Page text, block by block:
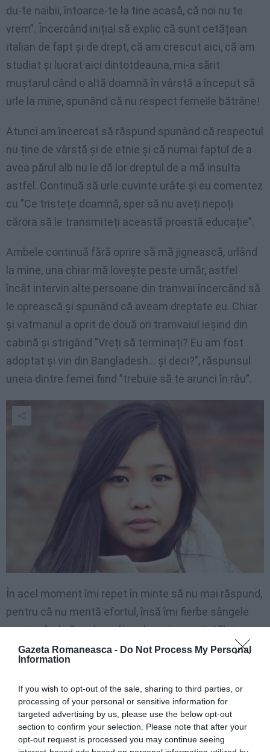
Gazeta Romaneasca - Do Not Process My Personal
Information
If you wish to opt-out of the sale, sharing to third parties, or
processing of your personal or sensitive information for
targeted advertising by us, please use the below opt-out
section to confirm your selection. Please note that after your
opt-out request is processed you may continue seeing
du-te naibii, întoarce-te la tine acasă, că noi nu te
vrem”. Încercând inițial să explic că sunt cetățean
italian de fapt și de drept, că am crescut aici, că am
studiat și lucrat aici dintotdeauna, mi-a sărit
muștarul când o altă doamnă în vârstă a început să
urle la mine, spunând că nu respect femeile bătrâne!
Atunci am încercat să răspund spunând că respectul
nu ține de vârstă și de etnie și că numai faptul de a
avea părul alb nu le dă lor dreptul de a mă insulta
astfel. Continuă să urle cuvinte urâte și eu comentez
cu ”Ce tristețe doamnă, sper să nu aveți nepoți
cărora să le transmiteți această proastă educație”.
Ambele continuă fără oprire să mă jignească, urlând
la mine, una chiar mă lovește peste umăr, astfel
încât intervin alte persoane din tramvai încercând să
le oprească și spunând că aveam dreptate eu. Chiar
și vatmanul a oprit de două ori tramvaiul ieșind din
cabină și strigând ”Vreți să terminați? Eu am fost
adoptat și vin din Bangladesh… și deci?”, răspunsul
uneia dintre femei fiind ”trebuie să te arunci în râu”.
În acel moment îmi repet în minte să nu mai răspund,
pentru că nu merită efortul, însă îmi fierbe sângele
continuând să aud insulte adresate mie, tatălui meu,
ochilor mei. Astfel nu mă mai abțin și strig ”uitați, eu
am crezut mereu că rasa e numai una, cea umană.
Admit că astăzi, cunoscându-vă, încep să-mi pun
unele întrebări, cu siguranță nu pot fi din aceeași rasă
cu dumneavoastră”.